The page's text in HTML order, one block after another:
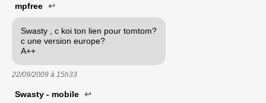
mpfree ↩
Swasty , c koi ton lien pour tomtom?
c une version europe?
A++
22/09/2009 à 15h33
Swasty - mobile ↩